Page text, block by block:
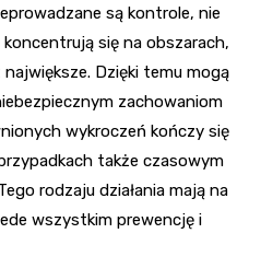
są kontrole, nie
się na obszarach,
Dzięki temu mogą
zachowaniom
wykroczeń kończy się
także czasowym
rodzaju działania mają na
wszystkim prewencję i